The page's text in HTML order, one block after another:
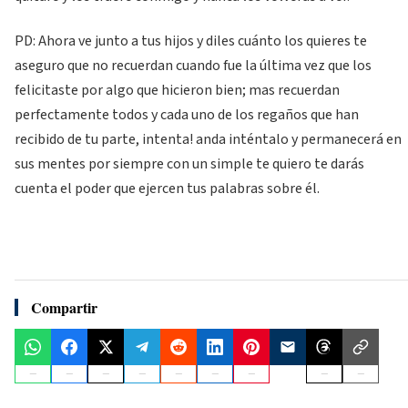
PD: Ahora ve junto a tus hijos y diles cuánto los quieres te
aseguro que no recuerdan cuando fue la última vez que los
felicitaste por algo que hicieron bien; mas recuerdan
perfectamente todos y cada uno de los regaños que han
recibido de tu parte, intenta! anda inténtalo y permanecerá en
sus mentes por siempre con un simple te quiero te darás
cuenta el poder que ejercen tus palabras sobre él.
Compartir